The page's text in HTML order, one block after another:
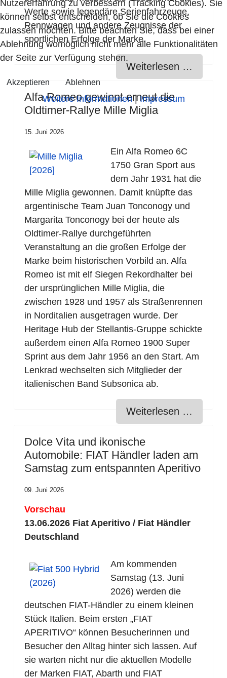
Werte sowie legendäre Serienfahrzeuge,
Rennwagen und andere Zeugnisse der
sportlichen Erfolge der Marke.
Weiterlesen …
Alfa Romeo gewinnt erneut die
Oldtimer-Rallye Mille Miglia
15. Juni 2026
Ein Alfa Romeo 6C
1750 Gran Sport aus
dem Jahr 1931 hat die
Mille Miglia gewonnen. Damit knüpfte das
argentinische Team Juan Tonconogy und
Margarita Tonconogy bei der heute als
Oldtimer-Rallye durchgeführten
Veranstaltung an die großen Erfolge der
Marke beim historischen Vorbild an. Alfa
Romeo ist mit elf Siegen Rekordhalter bei
der ursprünglichen Mille Miglia, die
zwischen 1928 und 1957 als Straßenrennen
in Norditalien ausgetragen wurde. Der
Heritage Hub der Stellantis-Gruppe schickte
außerdem einen Alfa Romeo 1900 Super
Sprint aus dem Jahr 1956 an den Start. Am
Lenkrad wechselten sich Mitglieder der
italienischen Band Subsonica ab.
Weiterlesen …
Dolce Vita und ikonische
Automobile: FIAT Händler laden am
Samstag zum entspannten Aperitivo
09. Juni 2026
Vorschau
13.06.2026 Fiat Aperitivo / Fiat Händler
Deutschland
Am kommenden
Samstag (13. Juni
2026) werden die
deutschen FIAT-Händler zu einem kleinen
Stück Italien. Beim ersten „FIAT
APERITIVO“ können Besucherinnen und
Besucher den Alltag hinter sich lassen. Auf
sie warten nicht nur die aktuellen Modelle
der Marken FIAT, Abarth und FIAT
Nutzererfahrung zu verbessern (Tracking Cookies). Sie
können selbst entscheiden, ob Sie die Cookies
zulassen möchten. Bitte beachten Sie, dass bei einer
Ablehnung womöglich nicht mehr alle Funktionalitäten
der Seite zur Verfügung stehen.
Akzeptieren Ablehnen
Weitere Informationen|Impressum